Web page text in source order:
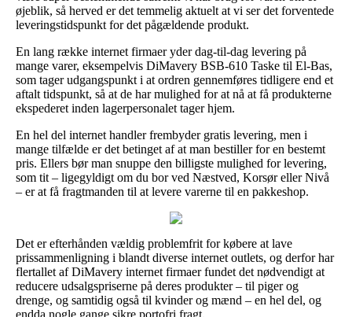
øjeblik, så herved er det temmelig aktuelt at vi ser det forventede
leveringstidspunkt for det pågældende produkt.
En lang række internet firmaer yder dag-til-dag levering på
mange varer, eksempelvis DiMavery BSB-610 Taske til El-Bas,
som tager udgangspunkt i at ordren gennemføres tidligere end et
aftalt tidspunkt, så at de har mulighed for at nå at få produkterne
ekspederet inden lagerpersonalet tager hjem.
En hel del internet handler frembyder gratis levering, men i
mange tilfælde er det betinget af at man bestiller for en bestemt
pris. Ellers bør man snuppe den billigste mulighed for levering,
som tit – ligegyldigt om du bor ved Næstved, Korsør eller Nivå
– er at få fragtmanden til at levere varerne til en pakkeshop.
Det er efterhånden vældig problemfrit for købere at lave
prissammenligning i blandt diverse internet outlets, og derfor har
flertallet af DiMavery internet firmaer fundet det nødvendigt at
reducere udsalgspriserne på deres produkter – til piger og
drenge, og samtidig også til kvinder og mænd – en hel del, og
endda nogle gange sikre portofri fragt.